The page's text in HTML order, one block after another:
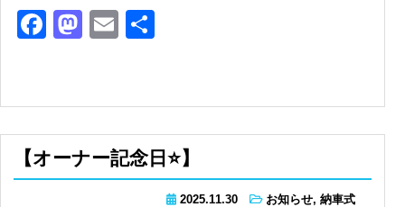
Facebook
Mastodon
Email
【オーナー記念日⭐】
2025.11.30 お知らせ, 納車式